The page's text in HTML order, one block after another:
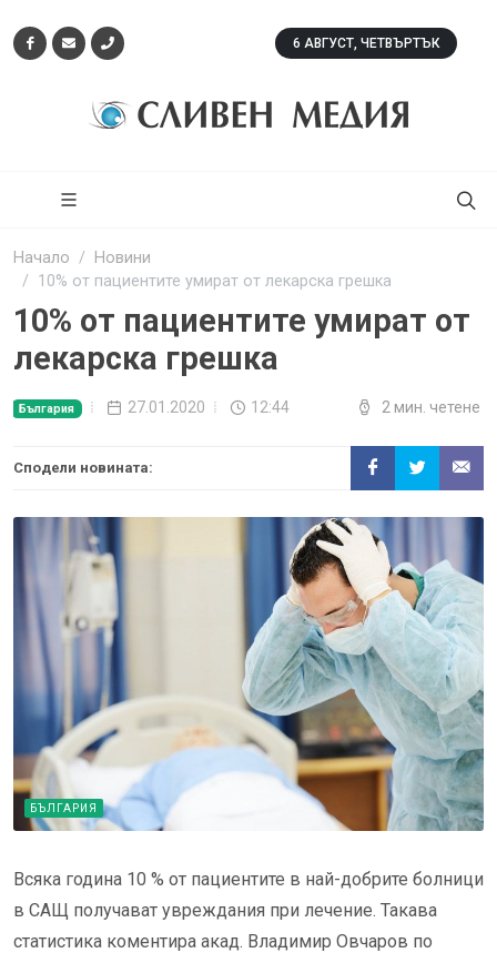
6 АВГУСТ, ЧЕТВЪРТЪК
Начало
Новини
10% от пациентите умират от лекарска грешка
10% от пациентите умират от
лекарска грешка
България 27.01.2020 12:44 2 мин. четене
Сподели новината:
БЪЛГАРИЯ
Всяка година 10 % от пациентите в най-добрите болници
в САЩ получават увреждания при лечение. Такава
статистика коментира акад. Владимир Овчаров по